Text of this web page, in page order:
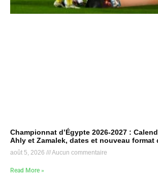
Championnat d’Égypte 2026-2027 :
Ahly et Zamalek, dates et nouveau format
août 5, 2026 Aucun commentaire
Read More »